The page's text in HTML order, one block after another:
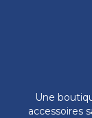
Une
accessoires